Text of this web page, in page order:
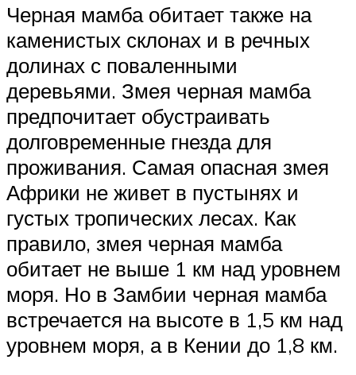
Черная мамба обитает также на
каменистых склонах и в речных
долинах с поваленными
деревьями. Змея черная мамба
предпочитает обустраивать
долговременные гнезда для
проживания. Самая опасная змея
Африки не живет в пустынях и
густых тропических лесах. Как
правило, змея черная мамба
обитает не выше 1 км над уровнем
моря. Но в Замбии черная мамба
встречается на высоте в 1,5 км над
уровнем моря, а в Кении до 1,8 км.